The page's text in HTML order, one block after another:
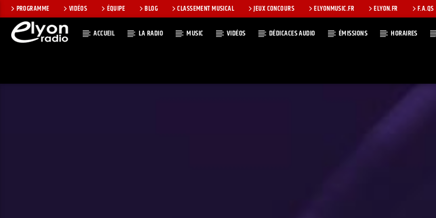
PROGRAMME VIDÉOS ÉQUIPE BLOG CLASSEMENT MUSICAL JEUX CONCOURS ELYONMUSIC.FR ELYON.FR F.A.QS
ACCUEIL LA RADIO MUSIC VIDÉOS DÉDICACES AUDIO ÉMISSIONS HORAIRES